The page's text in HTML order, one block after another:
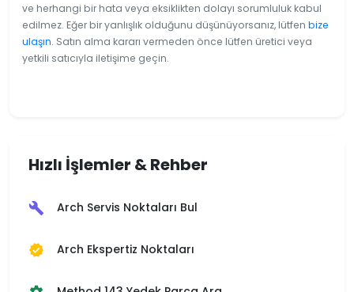
ve herhangi bir hata veya eksiklikten dolayı sorumluluk kabul
edilmez. Eğer bir yanlışlık olduğunu düşünüyorsanız, lütfen bize
ulaşın. Satın alma kararı vermeden önce lütfen üretici veya
yetkili satıcıyla iletişime geçin.
Hızlı İşlemler & Rehber
build Arch Servis Noktaları Bul
verified Arch Ekspertiz Noktaları